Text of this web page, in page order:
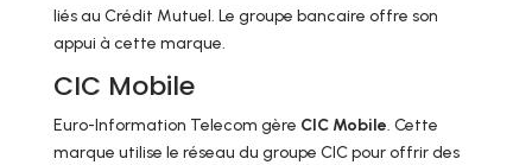
liés au Crédit Mutuel. Le groupe bancaire offre son
appui à cette marque.
CIC Mobile
Euro-Information Telecom gère CIC Mobile. Cette
marque utilise le réseau du groupe CIC pour offrir des